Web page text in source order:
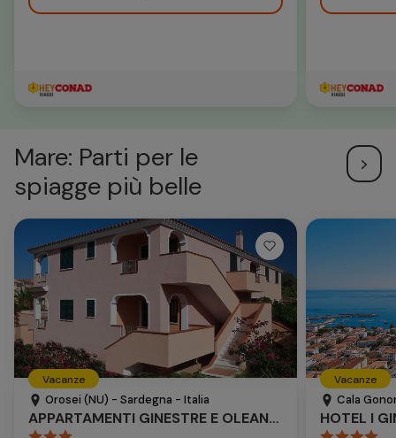
Mare: Parti per le
spiagge più belle
Vacanze
Orosei (NU) - Sardegna - Italia
APPARTAMENTI GINESTRE E OLEANDRI
Vacanze
Cala
HOTEL I